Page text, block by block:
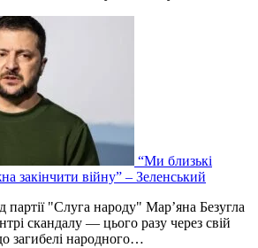
“Ми близькі
закінчити війну” – Зеленський
партії "Слуга народу" Мар’яна Безугла
скандалу — цього разу через свій
загибелі народного…